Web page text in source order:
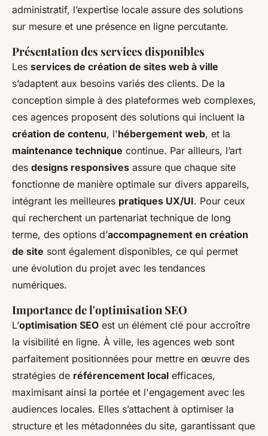
administratif, l’expertise locale assure des solutions
sur mesure et une présence en ligne percutante.
Présentation des services disponibles
Les services de création de sites web à ville
s’adaptent aux besoins variés des clients. De la
conception simple à des plateformes web complexes,
ces agences proposent des solutions qui incluent la
création de contenu, l'hébergement web, et la
maintenance technique continue. Par ailleurs, l’art
des designs responsives assure que chaque site
fonctionne de manière optimale sur divers appareils,
intégrant les meilleures pratiques UX/UI. Pour ceux
qui recherchent un partenariat technique de long
terme, des options d’accompagnement en création
de site sont également disponibles, ce qui permet
une évolution du projet avec les tendances
numériques.
Importance de l'optimisation SEO
L’optimisation SEO est un élément clé pour accroître
la visibilité en ligne. À ville, les agences web sont
parfaitement positionnées pour mettre en œuvre des
stratégies de référencement local efficaces,
maximisant ainsi la portée et l'engagement avec les
audiences locales. Elles s’attachent à optimiser la
structure et les métadonnées du site, garantissant que